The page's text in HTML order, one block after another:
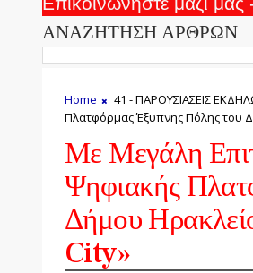
ΑΝΑΖΗΤΗΣΗ ΑΡΘΡΩΝ
Home 41 - ΠΑΡΟΥΣΙΑΣΕΙΣ
Πλατφόρμας Έξυπνης Πόλης του
Με Μεγάλη
Ψηφιακής
Δήμου
City»